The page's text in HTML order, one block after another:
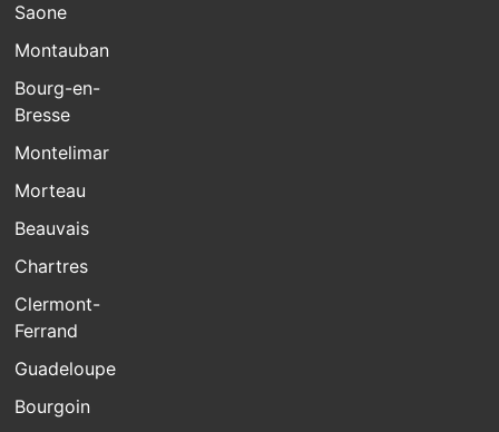
Saone
Montauban
Bourg-en-
Bresse
Montelimar
Morteau
Beauvais
Chartres
Clermont-
Ferrand
Guadeloupe
Bourgoin